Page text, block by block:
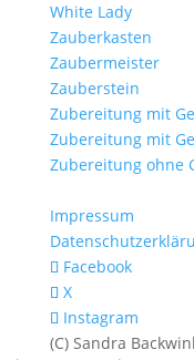
White Lady
Zauberkasten
Zaubermeister
Zauberstein
Zubereitung mit
Zubereitung mit
Zubereitung ohne
Impressum
Facebook
X
Instagram
(C) Sandra